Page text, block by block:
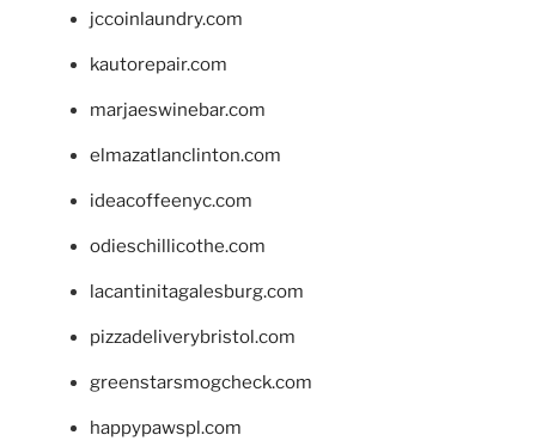
jccoinlaundry.com
kautorepair.com
marjaeswinebar.com
elmazatlanclinton.com
ideacoffeenyc.com
odieschillicothe.com
lacantinitagalesburg.com
pizzadeliverybristol.com
greenstarsmogcheck.com
happypawspl.com